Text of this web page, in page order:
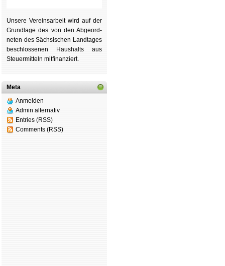
Unsere Ver­eins­ar­beit wird auf der
Grund­lage des von den Ab­ge­ord­
ne­ten des Säch­si­schen Land­tages
be­schlos­se­nen Haus­halts aus
Steu­er­mitteln mit­fi­nan­ziert.
Meta
Anmelden
Admin alternativ
Entries (RSS)
Comments (RSS)